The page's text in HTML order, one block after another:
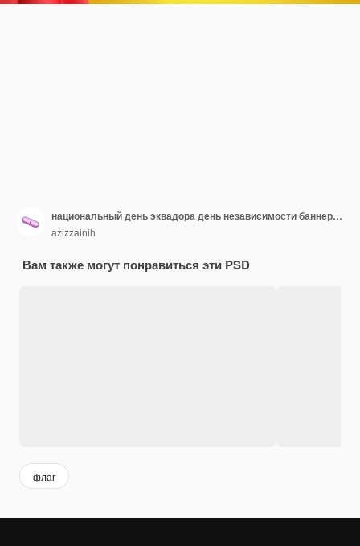
национальный день эквадора день независимости баннер с флагом и редактируемым текстовым фоном
azizzainih
Вам также могут понравиться эти PSD
флаг